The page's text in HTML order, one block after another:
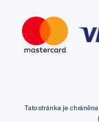
Tato stránka je